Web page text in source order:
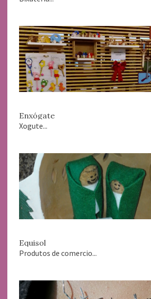
Enxógate
Xogute...
Equisol
Produtos de comercio...